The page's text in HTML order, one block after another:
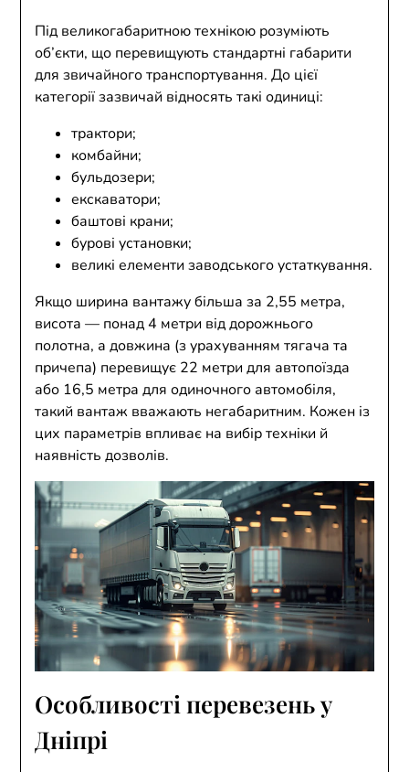
Під великогабаритною технікою розуміють
об’єкти, що перевищують стандартні габарити
для звичайного транспортування. До цієї
категорії зазвичай відносять такі одиниці:
трактори;
комбайни;
бульдозери;
екскаватори;
баштові крани;
бурові установки;
великі елементи заводського устаткування.
Якщо ширина вантажу більша за 2,55 метра,
висота — понад 4 метри від дорожнього
полотна, а довжина (з урахуванням тягача та
причепа) перевищує 22 метри для автопоїзда
або 16,5 метра для одиночного автомобіля,
такий вантаж вважають негабаритним. Кожен із
цих параметрів впливає на вибір техніки й
наявність дозволів.
Особливості перевезень у
Дніпрі